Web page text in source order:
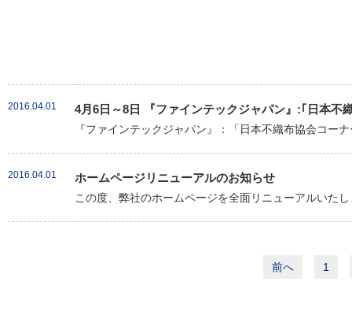
2016.04.01 4月6日～8日 『ファインテックジャパン』:｢日本不
『ファインテックジャパン』：「日本不織布協会コー
2016.04.01 ホームページリニューアルのお知らせ
この度、弊社のホームページを全面リニューアルいた
前へ 1